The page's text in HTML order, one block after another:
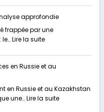
inondations
en
en
France
:
L’actualité
approfondie
frappée par une
Lire la suite:
inondations
en
:
Analyse
en Russie et au
en Russie et au Kazakhstan
une…Lire la suite: